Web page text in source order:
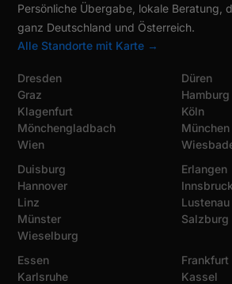
Persönliche Übergabe, lokale Beratung,
ganz Deutschland und Österreich.
Alle Standorte mit Karte →
Dresden
Graz
Klagenfurt
Mönchengladbach
Wien
Düren
Hamburg
Köln
München
Duisburg
Hannover
Linz
Münster
Wieselburg
Erlangen
Innsbruck
Lustenau
Salzburg
Essen
Karlsruhe
Frankfurt
Kassel